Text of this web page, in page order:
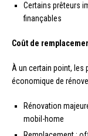
Certains prêteurs
finançables
Coût de
À un certain point, les
économique de
Rénovation
mobil-home